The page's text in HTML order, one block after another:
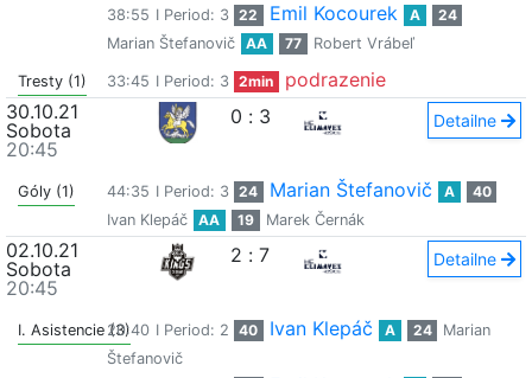
38:55 I Period: 3 22 Emil Kocourek A
24
Marian Štefanovič
AA 77 Robert Vrábeľ
Tresty (1) 33:45 I Period: 3 2min
podrazenie
30.10.21
Sobota
20:45
0 : 3 Detailne
Góly (1) 44:35 I Period: 3 24 Marian Štefanovič A
40
Ivan Klepáč
AA 19 Marek Černák
02.10.21
Sobota
20:45
2 : 7 Detailne
I. Asistencie (3)20:40 I Period: 2 40 Ivan Klepáč A 24
Marian
Štefanovič